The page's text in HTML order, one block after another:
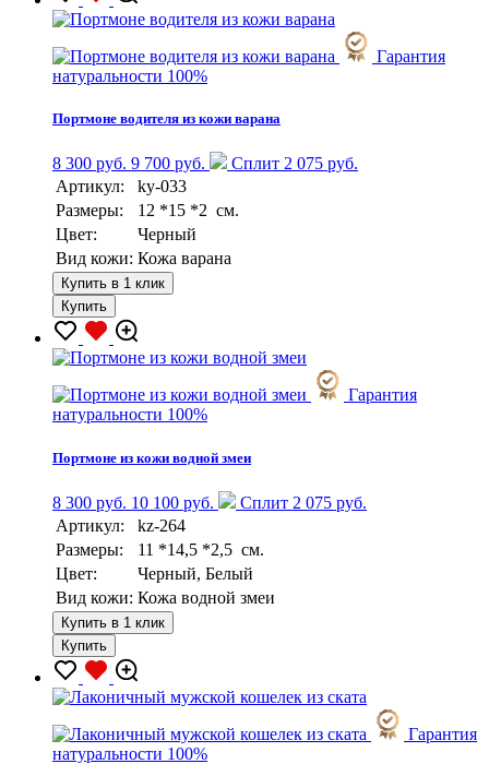
Гарантия
натуральности 100%
Портмоне водителя из кожи варана
8 300 руб. 9 700 руб.
Сплит 2 075 руб.
Артикул:
ky-033
Размеры:
12 *15 *2 см.
Цвет:
Черный
Вид кожи: Кожа варана
Купить в 1 клик
Купить
Гарантия
натуральности 100%
Портмоне из кожи водной змеи
8 300 руб. 10 100 руб.
Сплит 2 075 руб.
Артикул:
kz-264
Размеры:
11 *14,5 *2,5 см.
Цвет:
Черный, Белый
Вид кожи: Кожа водной змеи
Купить в 1 клик
Купить
Гарантия
натуральности 100%